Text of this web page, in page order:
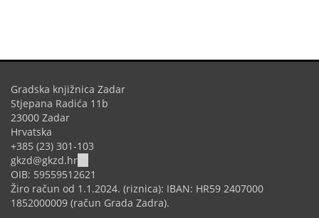
Gradska knjižnica Zadar
Stjepana Radića 11b
23000 Zadar
Hrvatska
+385 (23) 301-103
gkzd@gkzd.hr
sends
e-
mail)
OIB: 59559512621
Žiro račun od 1.1.2024. (riznica): IBAN: HR59 2407000
1852000009 (račun Grada Zadra).